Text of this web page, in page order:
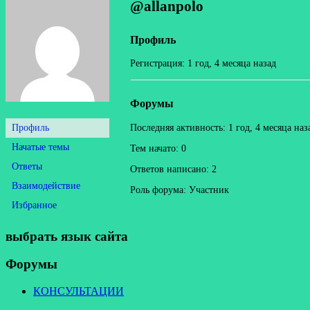
Профиль
Начатые темы
Ответы
Взаимодействие
Избранное
@allanpolo
Профиль
Регистрация: 1 год, 4 месяца назад
Форумы
Последняя активность: 1 год, 4 месяца
Тем начато: 0
Ответов написано: 2
Роль форума: Участник
выбрать язык сайта
Форумы
КОНСУЛЬТАЦИИ